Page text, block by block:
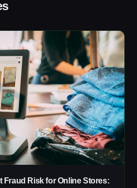
Fraud Risk for Online Stores: